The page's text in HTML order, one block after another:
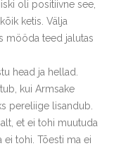
oli positiivne see,
ketis. Välja
mööda teed jalutas
head ja hellad.
kui Armsake
pereliige lisandub.
et ei tohi muutuda
ei tohi. Tõesti ma ei